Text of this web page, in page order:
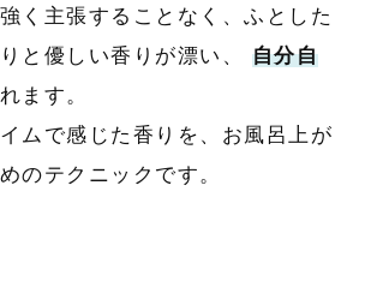
く主張することなく、ふとした
と優しい香りが漂い、 自分自
ます。
ムで感じた香りを、お風呂上が
のテクニックです。